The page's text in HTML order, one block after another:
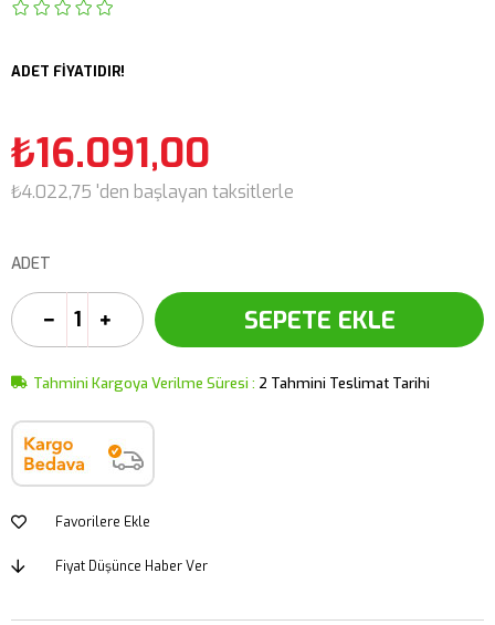
ADET FİYATIDIR!
₺16.091,00
₺4.022,75 'den başlayan taksitlerle
ADET
Tahmini Kargoya Verilme Süresi : 2 Tahmini Teslimat Tarihi
Favorilere Ekle
Fiyat Düşünce Haber Ver